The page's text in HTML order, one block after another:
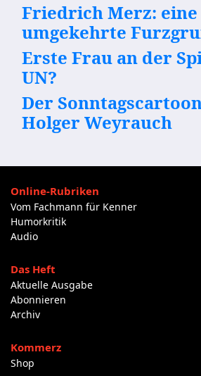
Friedrich Merz: eine
umgekehrte
Erste Frau an der
UN?
Der
Holger Weyrauch
Online-Rubriken
Vom Fachmann für Kenner
Humorkritik
Audio
Das Heft
Aktuelle Ausgabe
Abonnieren
Archiv
Kommerz
Shop